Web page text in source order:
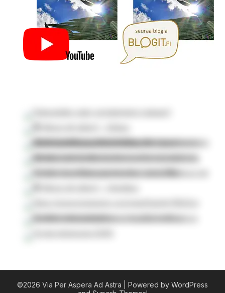
©2026 Via Per Aspera Ad Astra
| Powered by WordPress